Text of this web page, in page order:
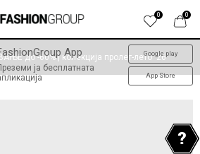
0
0
App
ја бесплатната
Google play
App Store
до -60% | колекција пролет-лето '26